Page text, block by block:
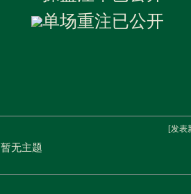
单场重注已公开
[发表
暂无主题